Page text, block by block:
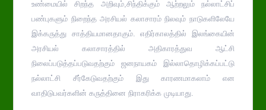
உண்மையில் சிறந்த அறிவும்,சிந்திக்கும் ஆற்றலும் நல்லாட்சிப்
பண்புகளும் நிறைந்த அரசியல் கலாசாரம் நிலவும் நாடுகளிலேயே
இக்கருத்து சாத்தியமானதாகும். எதிர்காலத்தில் இலங்கையின்
அரசியல் கலாசாரத்தில் அதிகாரத்துவ ஆட்சி
நிலைப்படுத்தப்படுவதற்கும் ஜனநாயகம் இல்லாதொழிக்கப்பட்டு
நல்லாட்சி சீர்கேடுவதற்கும் இது காரணமாகலாம் என
வாதிடுபவர்களின் கருத்தினை நிராகரிக்க முடியாது.